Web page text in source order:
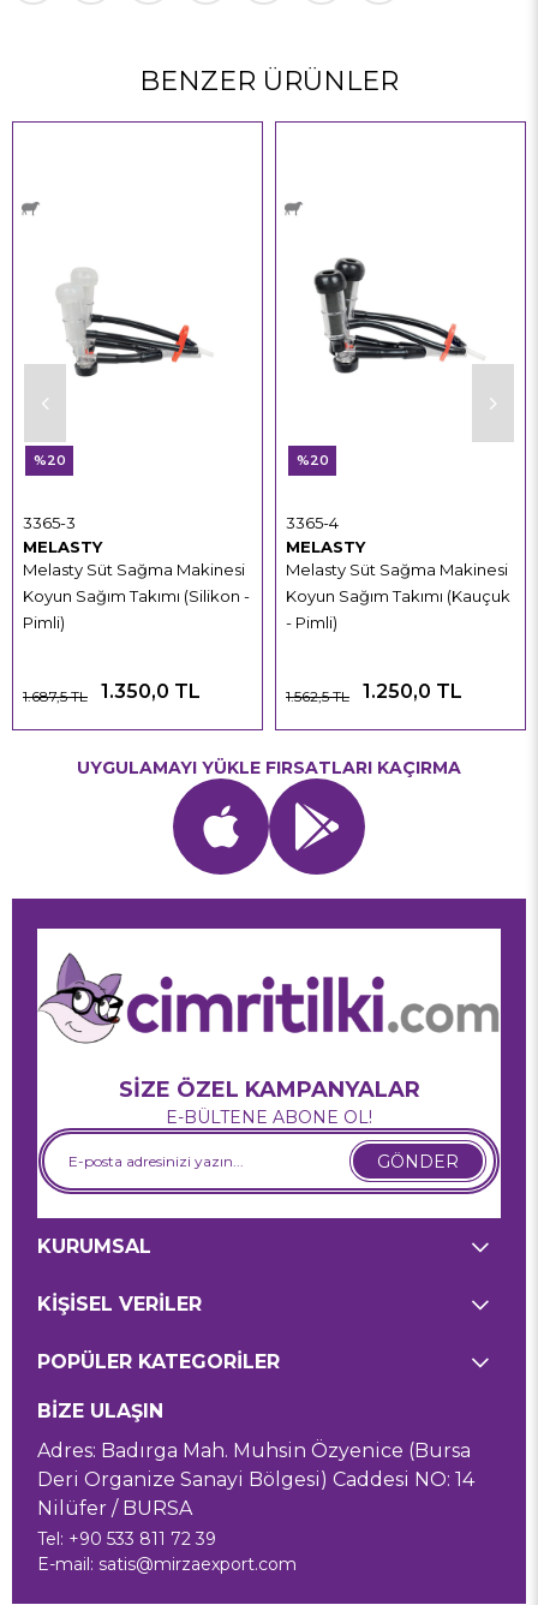
BENZER ÜRÜNLER
MELASTY
Melasty Süt Sağma Makinesi
Koyun Sağım Takımı (Silikon -
Pimli)
3365-3
1.350,0 TL
1.687,5 TL
%20
MELASTY
Melasty Süt Sağma Makinesi
Koyun Sağım Takımı (Kauçuk
- Pimli)
3365-4
1.250,0 TL
1.562,5 TL
%20
UYGULAMAYI YÜKLE FIRSATLARI KAÇIRMA
SİZE ÖZEL KAMPANYALAR
E-BÜLTENE ABONE OL!
GÖNDER
KURUMSAL
KİŞİSEL VERİLER
POPÜLER KATEGORİLER
BİZE ULAŞIN
Adres: Badırga Mah. Muhsin Özyenice (Bursa
Deri Organize Sanayi Bölgesi) Caddesi NO: 14
Nilüfer / BURSA
Tel: +90 533 811 72 39
E-mail: satis@mirzaexport.com